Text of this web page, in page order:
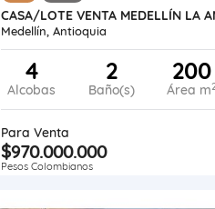
CASA/LOTE VENTA MEDELLÍN LA
Medellín, Antioquia
4
Alcobas
2
Baño(s)
200
Área m2
Para Venta
$970.000.000
Pesos Colombianos